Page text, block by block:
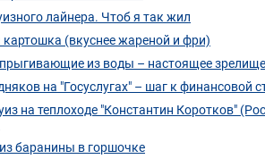
лайнера. Чтоб я так жил
картошка (вкуснее жареной и фри)
из воды – настоящее
на "Госуслугах" – шаг к финансовой
на теплоходе "Константин Коротков"
баранины в горшочке